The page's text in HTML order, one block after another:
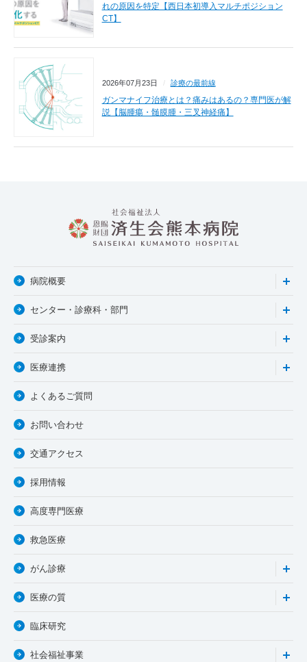
れの原因を特定【西日本初導入マルチポジション
CT】
2026年07月23日 診療の最前線
ガンマナイフ治療とは？痛みはあるの？専門医が解
説【脳腫瘍・髄膜腫・三叉神経痛】
病院概要
センター・診療科・部門
受診案内
医療連携
よくあるご質問
お問い合わせ
交通アクセス
採用情報
高度専門医療
救急医療
がん診療
医療の質
臨床研究
社会福祉事業